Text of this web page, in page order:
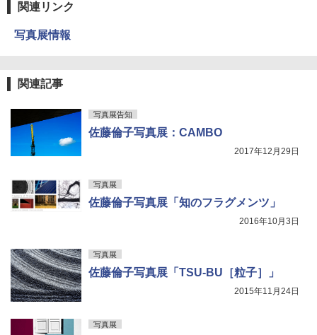
関連リンク
写真展情報
関連記事
写真展告知
佐藤倫子写真展：CAMBO
2017年12月29日
写真展
佐藤倫子写真展「知のフラグメンツ」
2016年10月3日
写真展
佐藤倫子写真展「TSU-BU［粒子］」
2015年11月24日
写真展